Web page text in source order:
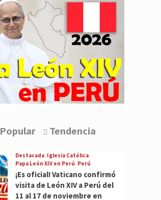
Popular Tendencia
Destacada Iglesia Católica
Papa León XIV en Perú Perú
¡Es oficial! Vaticano confirmó
visita de León XIV a Perú del
11 al 17 de noviembre en